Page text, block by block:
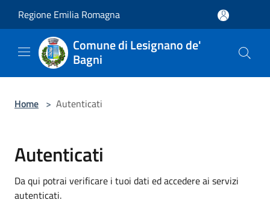
Regione Emilia Romagna
Comune di Lesignano de'
Bagni
Home > Autenticati
Autenticati
Da qui potrai verificare i tuoi dati ed accedere ai servizi
autenticati.